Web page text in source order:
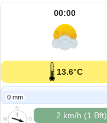
00:00
13.6°C
0 mm
N
O
W
2 km/h (1 Bft)